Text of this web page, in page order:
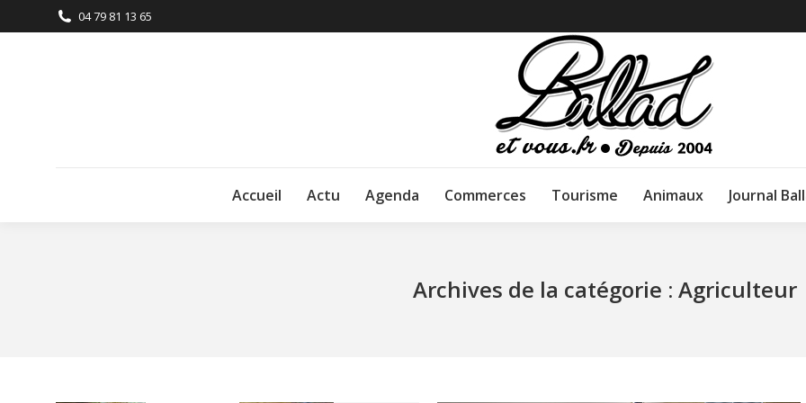
04 79 81 13 65
Accueil Actu Agenda Commerces Tourisme Animaux Journal
Archives de la catégorie : Agriculteur